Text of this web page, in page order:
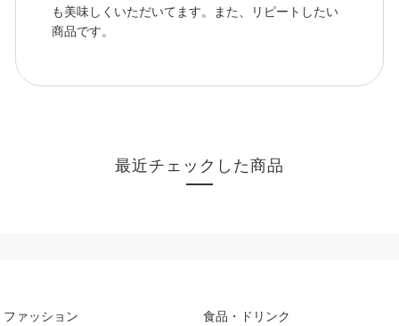
も美味しくいただいてます。また、リピートしたい
商品です。
最近チェックした商品
ファッション 食品・ドリンク